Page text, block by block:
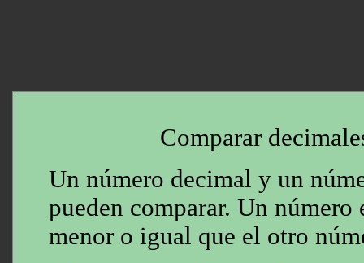
Comparar
Un número decimal y un
pueden comparar. Un número
menor o igual que el otro